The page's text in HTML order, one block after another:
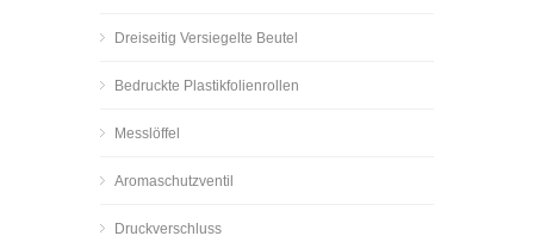
Dreiseitig Versiegelte Beutel
Bedruckte Plastikfolienrollen
Messlöffel
Aromaschutzventil
Druckverschluss